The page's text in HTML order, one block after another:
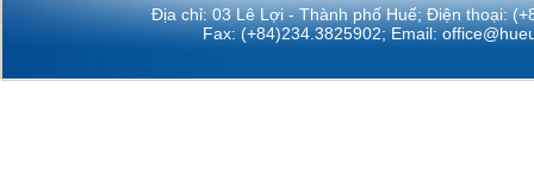
Địa chỉ: 03 Lê Lợi - Thành phố Huế; Điện thoại:
Fax: (+84)234.3825902; Email: